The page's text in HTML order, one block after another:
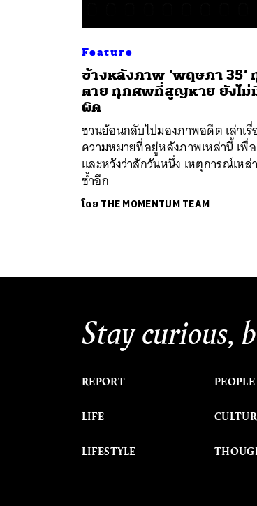
Feature
ข้างหลังภาพ ‘พฤษภา 35’
ตาย ทุกศพที่สูญหาย ยังไม่
ผิด
ชวนย้อนกลับไปมองภาพอดีต เล่าเรื่
ความหมายที่อยู่หลังภาพเหล่านี้ เพื่อ
และหวังว่าสักวันหนึ่ง เหตุการณ์เหล่
ซ้ำอีก
โดย THE MOMENTUM TEAM
Stay curious,
REPORT
LIFE
LIFESTYLE
PEOPLE